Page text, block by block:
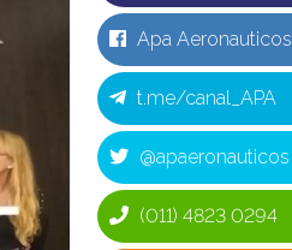
Apa Aeronauticos
t.me/canal_APA
@apaeronauticos
(011) 4823 0294